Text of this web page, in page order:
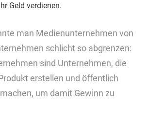
Geld verdienen.
man Medienunternehmen von
schlicht so abgrenzen:
sind Unternehmen, die
erstellen und öffentlich
um damit Gewinn zu